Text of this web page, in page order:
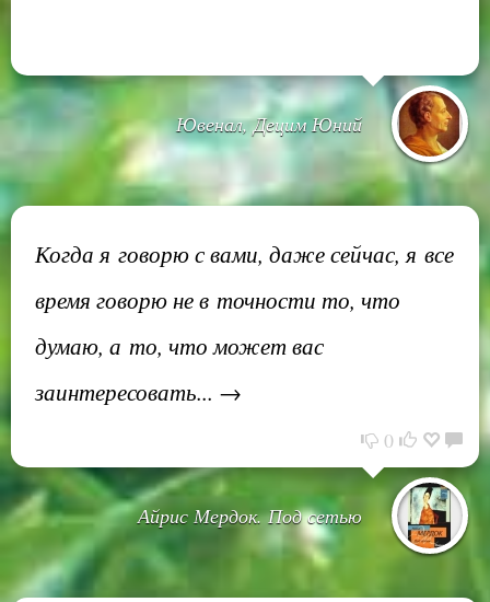
Ювенал, Децим Юний
Когда я говорю с вами, даже сейчас, я все
время говорю не в точности то, что
думаю, а то, что может вас
заинтересовать... →
0
Айрис Мердок. Под сетью